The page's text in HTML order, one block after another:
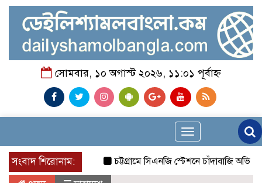
সোমবার, ১০ অগাস্ট ২০২৬, ১১:০১ পূর্বাহ্ন
Toggle
navigation
সংবাদ শিরোনাম:
চট্টগ্রামে সিএনজি স্টেশনে চাঁদাবাজি অভিযোগে